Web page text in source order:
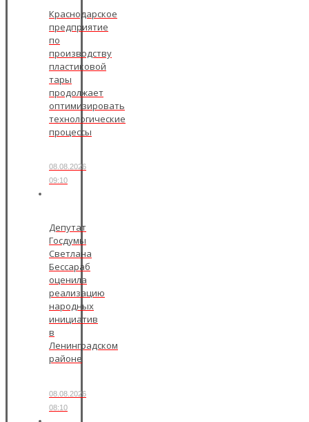
Краснодарское
предприятие
по
производству
пластиковой
тары
продолжает
оптимизировать
технологические
процессы
08.08.2026
09:10
Депутат
Госдумы
Светлана
Бессараб
оценила
реализацию
народных
инициатив
в
Ленинградском
районе
08.08.2026
08:10